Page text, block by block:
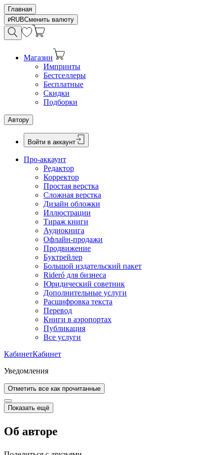
Главная
RUBСменить валюту
Магазин
Импринты
Бестселлеры
Бесплатные
Скидки
Подборки
Автору
Войти в аккаунт
Про-аккаунт
Редактор
Корректор
Простая верстка
Сложная верстка
Дизайн обложки
Иллюстрации
Тираж книги
Аудиокнига
Офлайн-продажи
Продвижение
Буктрейлер
Большой издательский пакет
Rideró для бизнеса
Юридический советник
Дополнительные услуги
Расшифровка текста
Перевод
Книги в аэропортах
Публикация
Все услуги
КабинетКабинет
Уведомления
Отметить все как прочитанные
Показать ещё
Об авторе